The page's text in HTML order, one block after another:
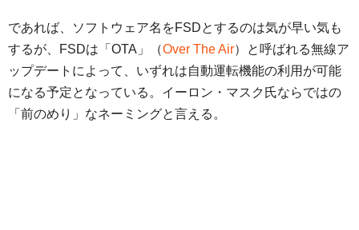
であれば、ソフトウェア名をFSDとするのは気が早い気も
するが、FSDは「OTA」（Over The Air）と呼ばれる無線ア
ップデートによって、いずれは自動運転機能の利用が可能
になる予定となっている。イーロン・マスク氏ならではの
「前のめり」なネーミングと言える。